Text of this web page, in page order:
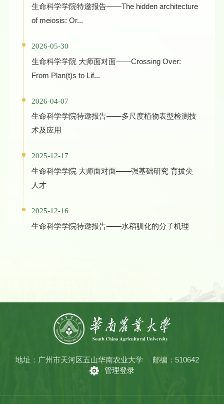
生命科学学院特邀报告——The hidden architecture
of meiosis: Or...
2026-05-30
生命科学学院 大师面对面——Crossing Over:
From Plan(t)s to Lif...
2026-04-07
生命科学学院特邀报告——多尺度植物表型检测技
术及应用
2025-12-17
生命科学学院 大师面对面——强基础研究 育拔尖
人才
2025-12-16
生命科学学院特邀报告——水稻驯化的分子机理
地址：广州市天河区五山华南农业大学
邮编：510642
管理登录